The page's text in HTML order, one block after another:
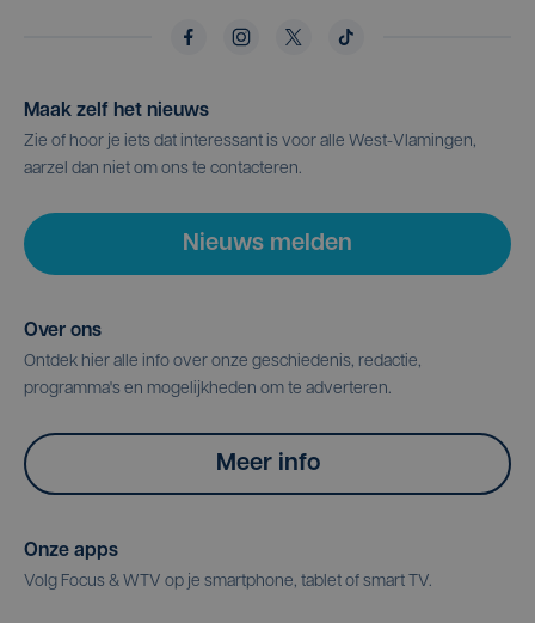
Maak zelf het nieuws
Zie of hoor je iets dat interessant is voor alle West-Vlamingen,
aarzel dan niet om ons te contacteren.
Nieuws melden
Over ons
Ontdek hier alle info over onze geschiedenis, redactie,
programma's en mogelijkheden om te adverteren.
Meer info
Onze apps
Volg Focus & WTV op je smartphone, tablet of smart TV.